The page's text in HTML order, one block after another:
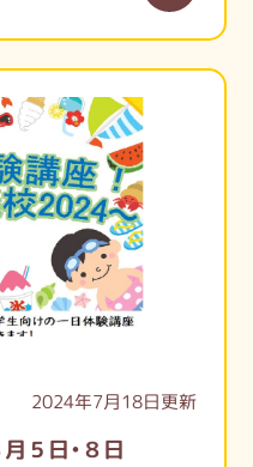
ー
9:00～17:00
ろう」を合言葉に！
国立での開催で
ーも能登半島で
ていただきま
さい！
2024年7月18日更新
５日・８日